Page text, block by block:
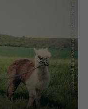
(c) Saale-Unstrut-Tourismus e.V., Daniel Remler